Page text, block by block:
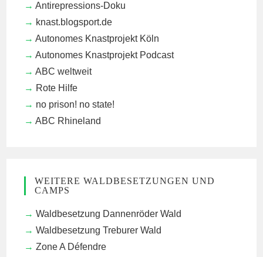
Antirepressions-Doku
knast.blogsport.de
Autonomes Knastprojekt Köln
Autonomes Knastprojekt Podcast
ABC weltweit
Rote Hilfe
no prison! no state!
ABC Rhineland
WEITERE WALDBESETZUNGEN UND
CAMPS
Waldbesetzung Dannenröder Wald
Waldbesetzung Treburer Wald
Zone A Défendre